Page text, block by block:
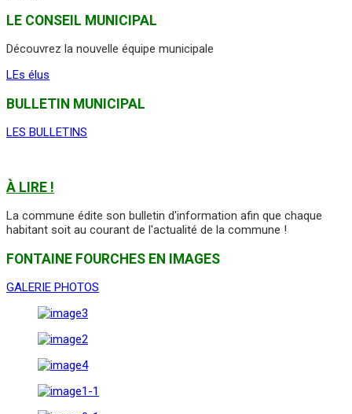
LE CONSEIL MUNICIPAL
Découvrez la nouvelle équipe municipale
LEs élus
BULLETIN MUNICIPAL
LES BULLETINS
À LIRE !
La commune édite son bulletin d'information afin que chaque
habitant soit au courant de l'actualité de la commune !
FONTAINE FOURCHES EN IMAGES
GALERIE PHOTOS